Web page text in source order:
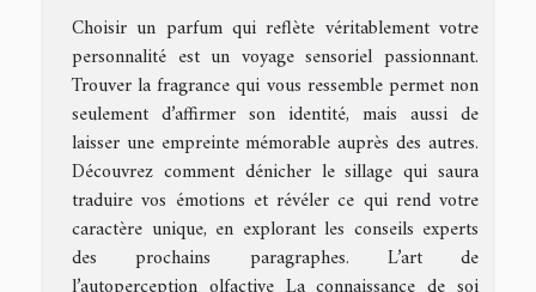
Choisir un parfum qui reflète véritablement votre
personnalité est un voyage sensoriel passionnant.
Trouver la fragrance qui vous ressemble permet non
seulement d’affirmer son identité, mais aussi de
laisser une empreinte mémorable auprès des autres.
Découvrez comment dénicher le sillage qui saura
traduire vos émotions et révéler ce qui rend votre
caractère unique, en explorant les conseils experts
des prochains paragraphes. L’art de